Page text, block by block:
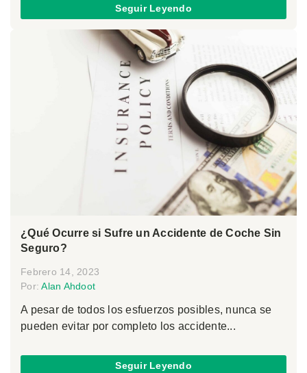
Seguir Leyendo
¿Qué Ocurre si Sufre un Accidente de Coche Sin
Seguro?
Febrero 14, 2023
Por:Alan Ahdoot
A pesar de todos los esfuerzos posibles, nunca se
pueden evitar por completo los accidente...
Seguir Leyendo